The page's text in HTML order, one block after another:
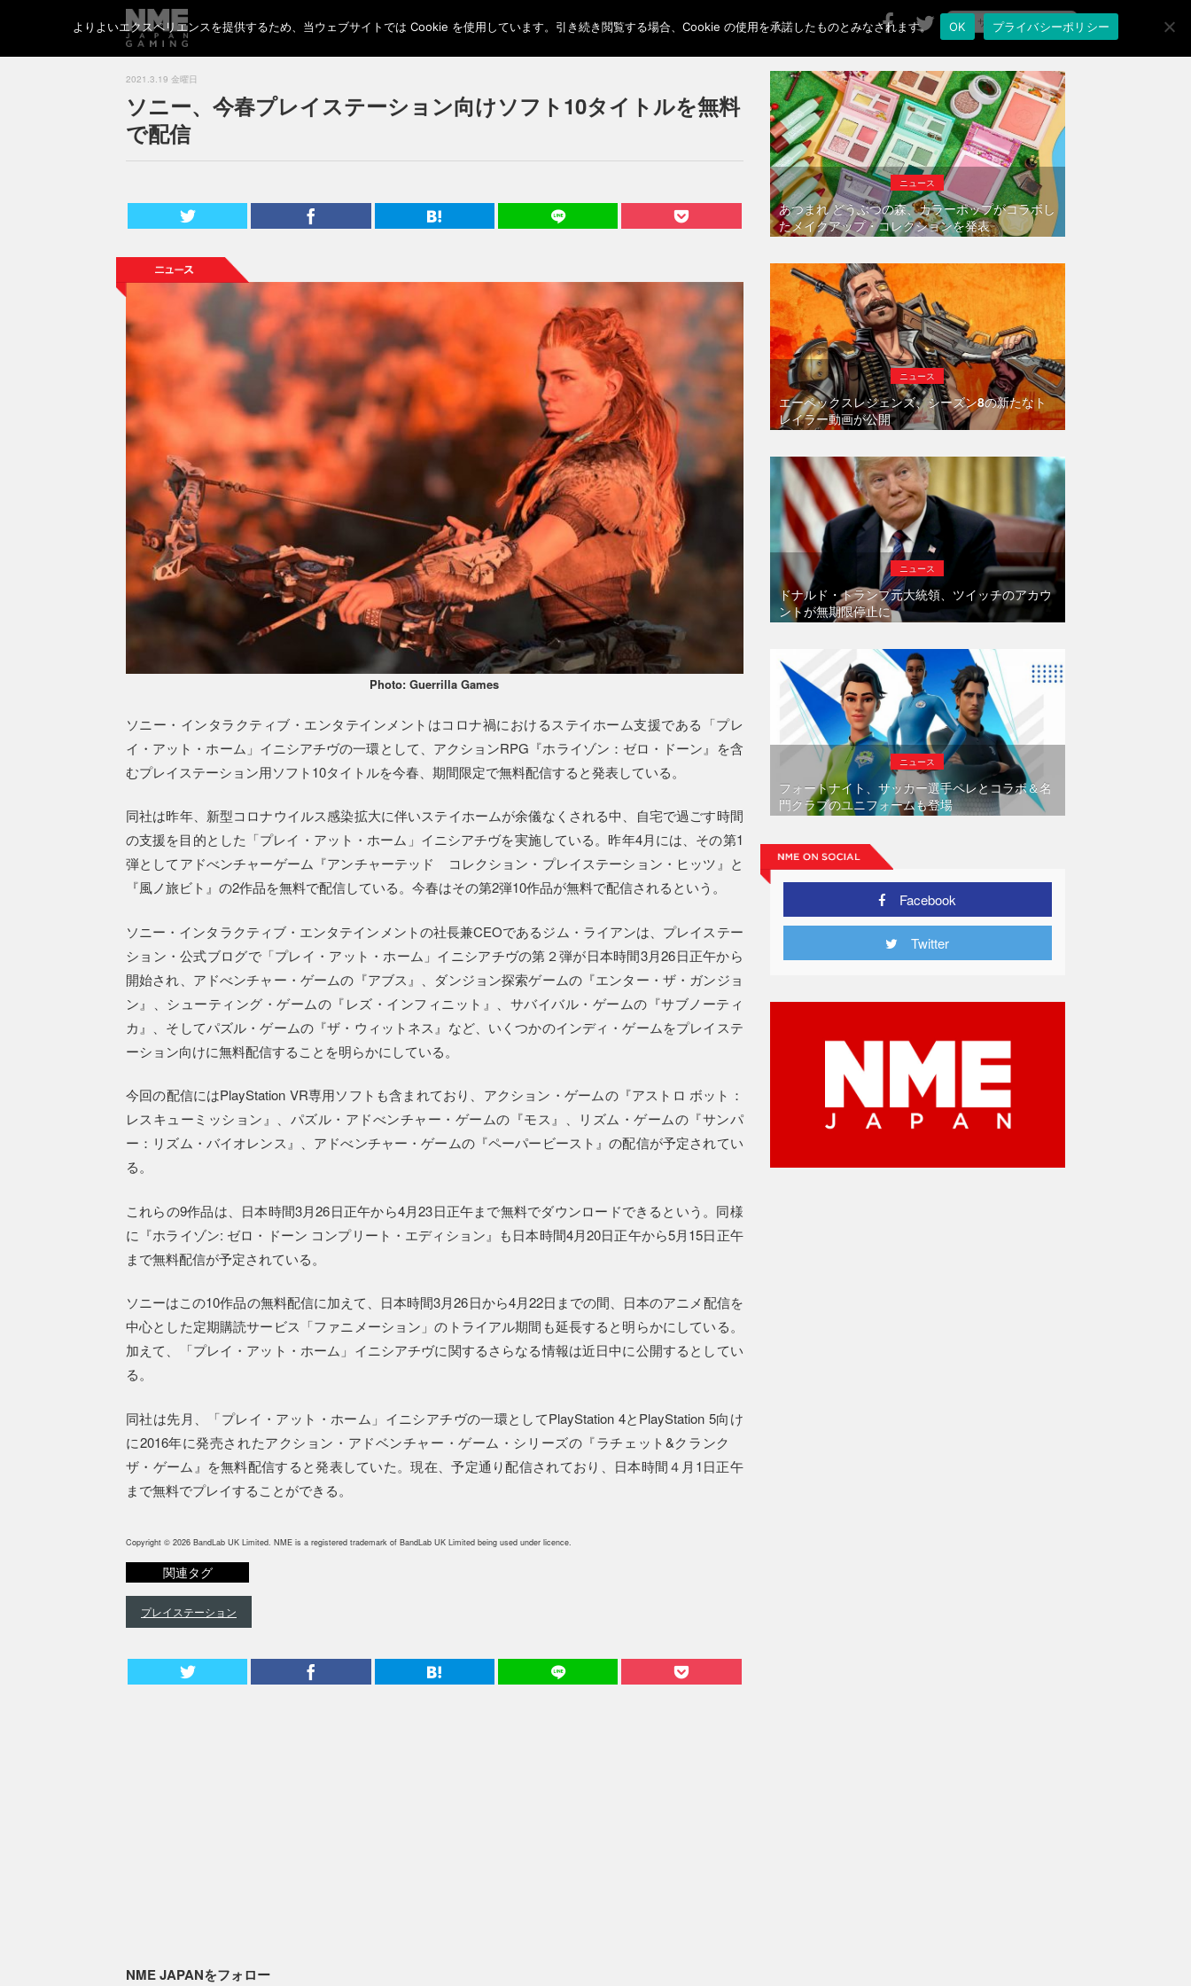
2021.3.19 金曜日
ソニー、今春プレイステーション向けソフト10タイトルを無料
で配信
Photo: Guerrilla Games
ソニー・インタラクティブ・エンタテインメントはコロナ禍におけるステイホーム支援である「プレ
イ・アット・ホーム」イニシアチヴの一環として、アクションRPG『ホライゾン：ゼロ・ドーン』を含
むプレイステーション用ソフト10タイトルを今春、期間限定で無料配信すると発表している。
同社は昨年、新型コロナウイルス感染拡大に伴いステイホームが余儀なくされる中、自宅で過ごす時間
の支援を目的とした「プレイ・アット・ホーム」イニシアチヴを実施している。昨年4月には、その第1
弾としてアドべンチャーゲーム『アンチャーテッド コレクション・プレイステーション・ヒッツ』と
『風ノ旅ビト』の2作品を無料で配信している。今春はその第2弾10作品が無料で配信されるという。
ソニー・インタラクティブ・エンタテインメントの社長兼CEOであるジム・ライアンは、プレイステー
ション・公式ブログで「プレイ・アット・ホーム」イニシアチヴの第２弾が日本時間3月26日正午から
開始され、アドべンチャー・ゲームの『アブス』、ダンジョン探索ゲームの『エンター・ザ・ガンジョ
ン』、シューティング・ゲームの『レズ・インフィニット』、サバイバル・ゲームの『サブノーティ
カ』、そしてパズル・ゲームの『ザ・ウィットネス』など、いくつかのインディ・ゲームをプレイステ
ーション向けに無料配信することを明らかにしている。
今回の配信にはPlayStation VR専用ソフトも含まれており、アクション・ゲームの『アストロ ボット：
レスキューミッション』、パズル・アドべンチャー・ゲームの『モス』、リズム・ゲームの『サンパ
ー：リズム・バイオレンス』、アドべンチャー・ゲームの『ペーパービースト』の配信が予定されてい
る。
これらの9作品は、日本時間3月26日正午から4月23日正午まで無料でダウンロードできるという。同様
に『ホライゾン: ゼロ・ドーン コンプリート・エディション』も日本時間4月20日正午から5月15日正午
まで無料配信が予定されている。
ソニーはこの10作品の無料配信に加えて、日本時間3月26日から4月22日までの間、日本のアニメ配信を
中心とした定期購読サービス「ファニメーション」のトライアル期間も延長すると明らかにしている。
加えて、「プレイ・アット・ホーム」イニシアチヴに関するさらなる情報は近日中に公開するとしてい
る。
同社は先月、「プレイ・アット・ホーム」イニシアチヴの一環としてPlayStation 4とPlayStation 5向け
に2016年に発売されたアクション・アドベンチャー・ゲーム・シリーズの『ラチェット&クランク
ザ・ゲーム』を無料配信すると発表していた。現在、予定通り配信されており、日本時間４月1日正午
まで無料でプレイすることができる。
Copyright © 2026 BandLab UK Limited. NME is a registered trademark of BandLab UK Limited being used under licence.
関連タグ
プレイステーション
NME JAPANをフォロー
ニュース
あつまれ どうぶつの森、カラーポップがコラボし
たメイクアップ・コレクションを発表
ニュース
エーペックスレジェンズ、シーズン8の新たなト
レイラー動画が公開
ニュース
ドナルド・トランプ元大統領、ツイッチのアカウ
ントが無期限停止に
ニュース
フォートナイト、サッカー選手ペレとコラボ＆名
門クラブのユニフォームも登場
Facebook
Twitter
よりよいエクスペリエンスを提供するため、当ウェブサイトでは Cookie を使用しています。引き続き閲覧する場合、Cookie の使用を承諾したものとみなされます。 OK プライバシーポリシー